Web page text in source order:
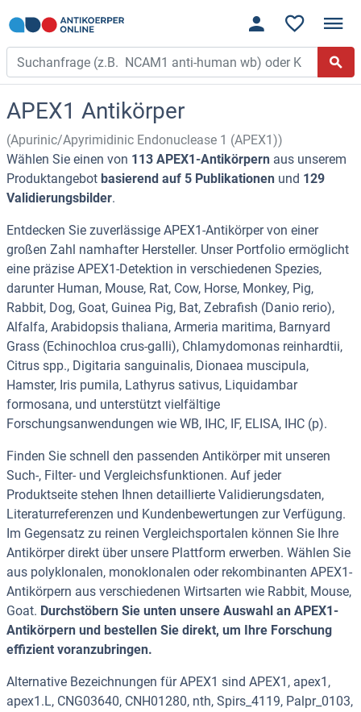
APEX1 Antikörper
(Apurinic/Apyrimidinic Endonuclease 1 (APEX1))
Wählen Sie einen von 113 APEX1-Antikörpern aus unserem
Produktangebot basierend auf 5 Publikationen und 129
Validierungsbilder.
Entdecken Sie zuverlässige APEX1-Antikörper von einer
großen Zahl namhafter Hersteller. Unser Portfolio ermöglicht
eine präzise APEX1-Detektion in verschiedenen Spezies,
darunter Human, Mouse, Rat, Cow, Horse, Monkey, Pig,
Rabbit, Dog, Goat, Guinea Pig, Bat, Zebrafish (Danio rerio),
Alfalfa, Arabidopsis thaliana, Armeria maritima, Barnyard
Grass (Echinochloa crus-galli), Chlamydomonas reinhardtii,
Citrus spp., Digitaria sanguinalis, Dionaea muscipula,
Hamster, Iris pumila, Lathyrus sativus, Liquidambar
formosana, und unterstützt vielfältige
Forschungsanwendungen wie WB, IHC, IF, ELISA, IHC (p).
Finden Sie schnell den passenden Antikörper mit unseren
Such-, Filter- und Vergleichsfunktionen. Auf jeder
Produktseite stehen Ihnen detaillierte Validierungsdaten,
Literaturreferenzen und Kundenbewertungen zur Verfügung.
Im Gegensatz zu reinen Vergleichsportalen können Sie Ihre
Antikörper direkt über unsere Plattform erwerben. Wählen Sie
aus polyklonalen, monoklonalen oder rekombinanten APEX1-
Antikörpern aus verschiedenen Wirtsarten wie Rabbit, Mouse,
Goat. Durchstöbern Sie unten unsere Auswahl an APEX1-
Antikörpern und bestellen Sie direkt, um Ihre Forschung
effizient voranzubringen.
Alternative Bezeichnungen für APEX1 sind APEX1, apex1,
apex1.L, CNG03640, CNH01280, nth, Spirs_4119, Palpr_0103,